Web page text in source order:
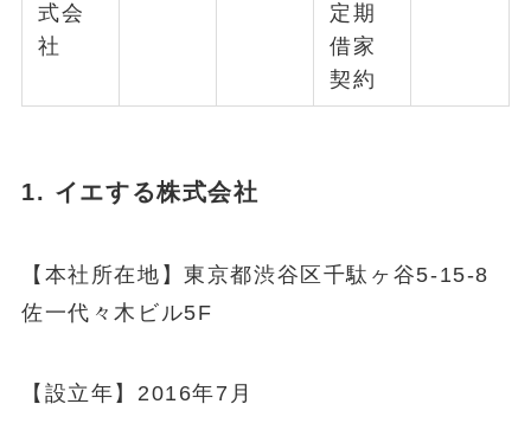
式会
社
定期
借家
契約
1. イエする株式会社
【本社所在地】東京都渋谷区千駄ヶ谷5-15-8
佐一代々木ビル5F
【設立年】2016年7月